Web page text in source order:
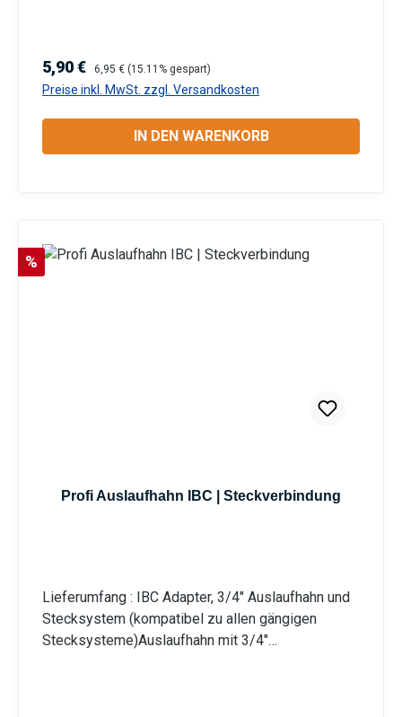
Hebelgriff Information zur
Produktsicherheit:HerstellerDatenblattGebrauchsa
nweisung
Verkaufspreis:
5,90 € Regulärer Preis:
6,95 € (15.11% gespart)
Preise inkl. MwSt. zzgl. Versandkosten
IN DEN WARENKORB
Rabatt
%
Profi Auslaufhahn IBC | Steckverbindung
Lieferumfang : IBC Adapter, 3/4" Auslaufhahn und
Stecksystem (kompatibel zu allen gängigen
Stecksysteme)Auslaufhahn mit 3/4"